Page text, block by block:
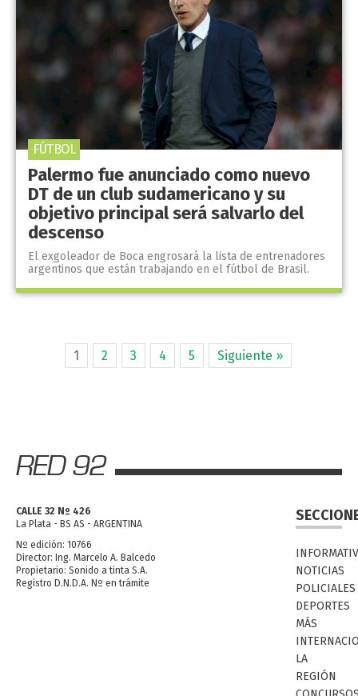
Palermo fue anunciado como nuevo
DT de un club sudamericano y su
objetivo principal será salvarlo del
descenso
El exgoleador de Boca engrosará la lista de entrenadores
argentinos que están trabajando en el fútbol de Brasil.
FÚTBOL
1 2 3 4 5 Siguiente »
CALLE 32 Nº 426
La Plata - BS AS - ARGENTINA
Nº edición: 10766
Director: Ing. Marcelo A. Balcedo
Propietario: Sonido a tinta S.A.
Registro D.N.D.A. Nº en trámite
NOTICIAS
POLICIALES
DEPORTES
MÁS
LA
REGIÓN